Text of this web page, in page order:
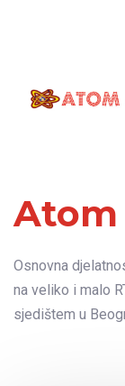
Atom
Osnovna
na veliko i malo
sjedištem u